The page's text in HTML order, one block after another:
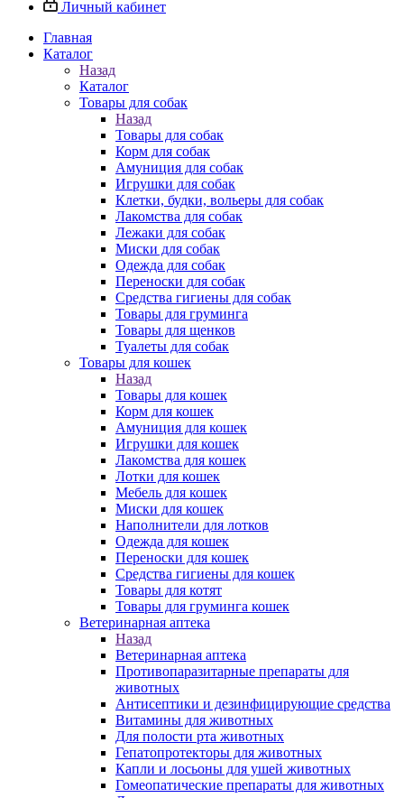
Личный кабинет
Главная
Каталог
Назад
Каталог
Товары для собак
Назад
Товары для собак
Корм для собак
Амуниция для собак
Игрушки для собак
Клетки, будки, вольеры для собак
Лакомства для собак
Лежаки для собак
Миски для собак
Одежда для собак
Переноски для собак
Средства гигиены для собак
Товары для груминга
Товары для щенков
Туалеты для собак
Товары для кошек
Назад
Товары для кошек
Корм для кошек
Амуниция для кошек
Игрушки для кошек
Лакомства для кошек
Лотки для кошек
Мебель для кошек
Миски для кошек
Наполнители для лотков
Одежда для кошек
Переноски для кошек
Средства гигиены для кошек
Товары для котят
Товары для груминга кошек
Ветеринарная аптека
Назад
Ветеринарная аптека
Противопаразитарные препараты для
животных
Антисептики и дезинфицирующие средства
Витамины для животных
Для полости рта животных
Гепатопротекторы для животных
Капли и лосьоны для ушей животных
Гомеопатические препараты для животных